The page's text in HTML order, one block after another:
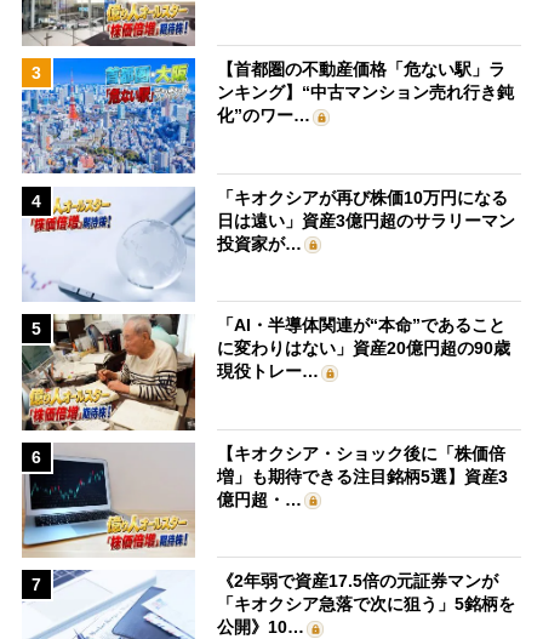
3
【首都圏の不動産価格「危ない駅」ラ
ンキング】“中古マンション売れ行き鈍
化”のワー…
4
「キオクシアが再び株価10万円になる
日は遠い」資産3億円超のサラリーマン
投資家が…
5
「AI・半導体関連が“本命”であること
に変わりはない」資産20億円超の90歳
現役トレー…
6
【キオクシア・ショック後に「株価倍
増」も期待できる注目銘柄5選】資産3
億円超・…
7
《2年弱で資産17.5倍の元証券マンが
「キオクシア急落で次に狙う」5銘柄を
公開》10…